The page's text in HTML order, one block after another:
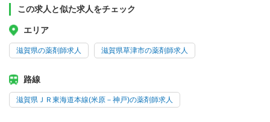
この求人と似た求人をチェック
エリア
滋賀県の薬剤師求人 滋賀県草津市の薬剤師求人
路線
滋賀県ＪＲ東海道本線(米原－神戸)の薬剤師求人